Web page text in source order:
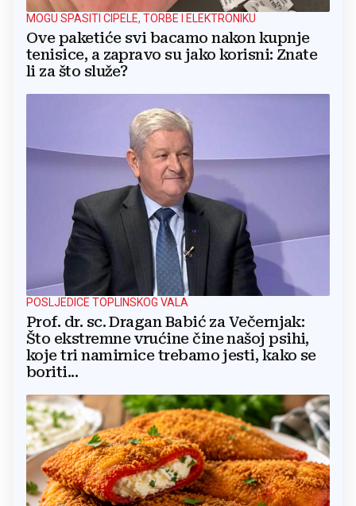
MOGU SPASITI CIPELE, TORBE I ELEKTRONIKU
Ove paketiće svi bacamo nakon kupnje
tenisice, a zapravo su jako korisni: Znate
li za što služe?
POSLJEDICE TOPLINSKOG VALA
Prof. dr. sc. Dragan Babić za Večernjak:
Što ekstremne vrućine čine našoj psihi,
koje tri namirnice trebamo jesti, kako se
boriti...